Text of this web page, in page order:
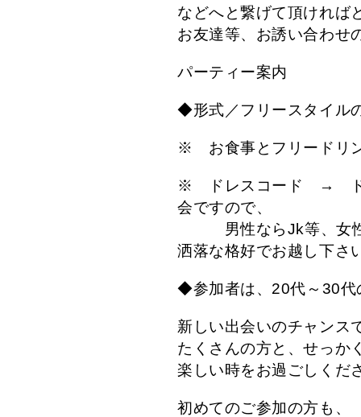
などへと繋げて頂ければ
お友達等、お誘い合わせ
パーティー案内
◆形式／フリースタイル
※ お食事とフリードリ
※ ドレスコード → ドレ
会ですので、
男性ならJk等、女性
洒落な格好でお越し下さ
◆参加者は、20代～30代
新しい出会いのチャンス
たくさんの方と、せっか
楽しい時をお過ごしくだ
初めてのご参加の方も、